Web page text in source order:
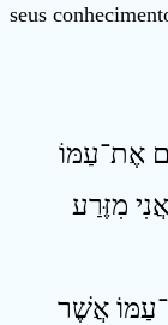
seus
אֶת־עַמּוֹ
מִזֶּרַע
אֲשֶׁר